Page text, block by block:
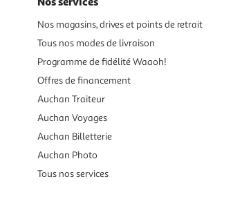
Nos magasins, drives et points de retrait
Tous nos modes de livraison
Programme de fidélité Waaoh!
Offres de financement
Auchan Traiteur
Auchan Voyages
Auchan Billetterie
Auchan Photo
Tous nos services